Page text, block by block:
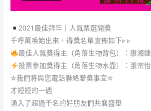
2021最佳拜年｜人氣票選開獎
千呼萬喚始出來，得獎名單宣佈如下▹ ▹
最佳人氣獎得主（角落生物背包）：康湘婕
投票參加獎得主（角落生物水壺）：張宗怡
✮我們將與您電話聯絡贈獎事宜✮
才短短的一週
湧入了超過千名的好朋友們共襄盛舉